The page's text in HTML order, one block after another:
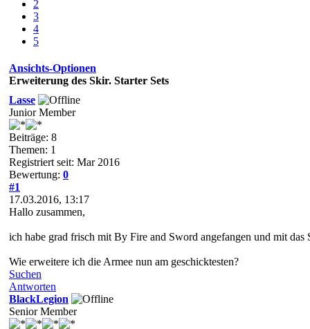
2
3
4
5
Ansichts-Optionen
Erweiterung des Skir. Starter Sets
Lasse
Junior Member
Beiträge: 8
Themen: 1
Registriert seit: Mar 2016
Bewertung: 0
#1
17.03.2016, 13:17
Hallo zusammen,
ich habe grad frisch mit By Fire and Sword angefangen und mit das
Wie erweitere ich die Armee nun am geschicktesten?
Suchen
Antworten
BlackLegion
Senior Member